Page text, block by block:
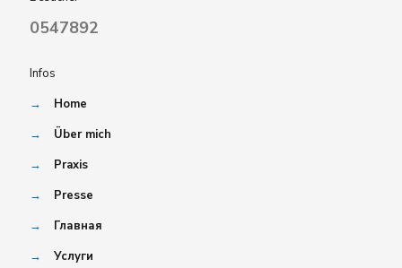
0547892
Infos
→
Home
→
Über mich
→
Praxis
→
Presse
→
Главная
→
Услуги